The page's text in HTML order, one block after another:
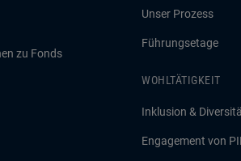
zu Fonds
Unser Prozess
Führungsetage
WOHLTÄTIGKEIT
Inklusion &
Engagement von